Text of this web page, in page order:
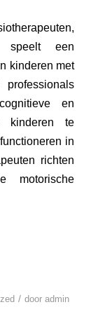
speelt een
kinderen met
en
kinderen te
in
richten
/ dooradmin